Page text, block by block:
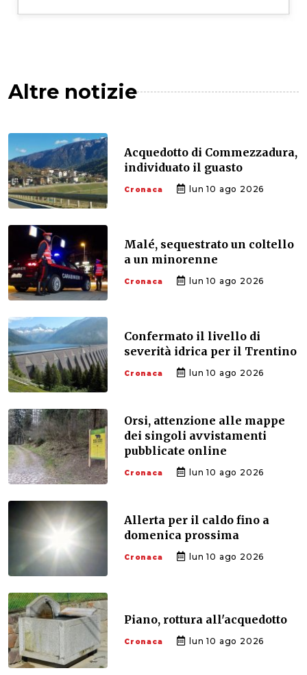
Altre notizie
Acquedotto di Commezzadura,
individuato il guasto
Cronaca lun 10 ago 2026
Malé, sequestrato un coltello
a un minorenne
Cronaca lun 10 ago 2026
Confermato il livello di
severità idrica per il Trentino
Cronaca lun 10 ago 2026
Orsi, attenzione alle mappe
dei singoli avvistamenti
pubblicate online
Cronaca lun 10 ago 2026
Allerta per il caldo fino a
domenica prossima
Cronaca lun 10 ago 2026
Piano, rottura all'acquedotto
Cronaca lun 10 ago 2026